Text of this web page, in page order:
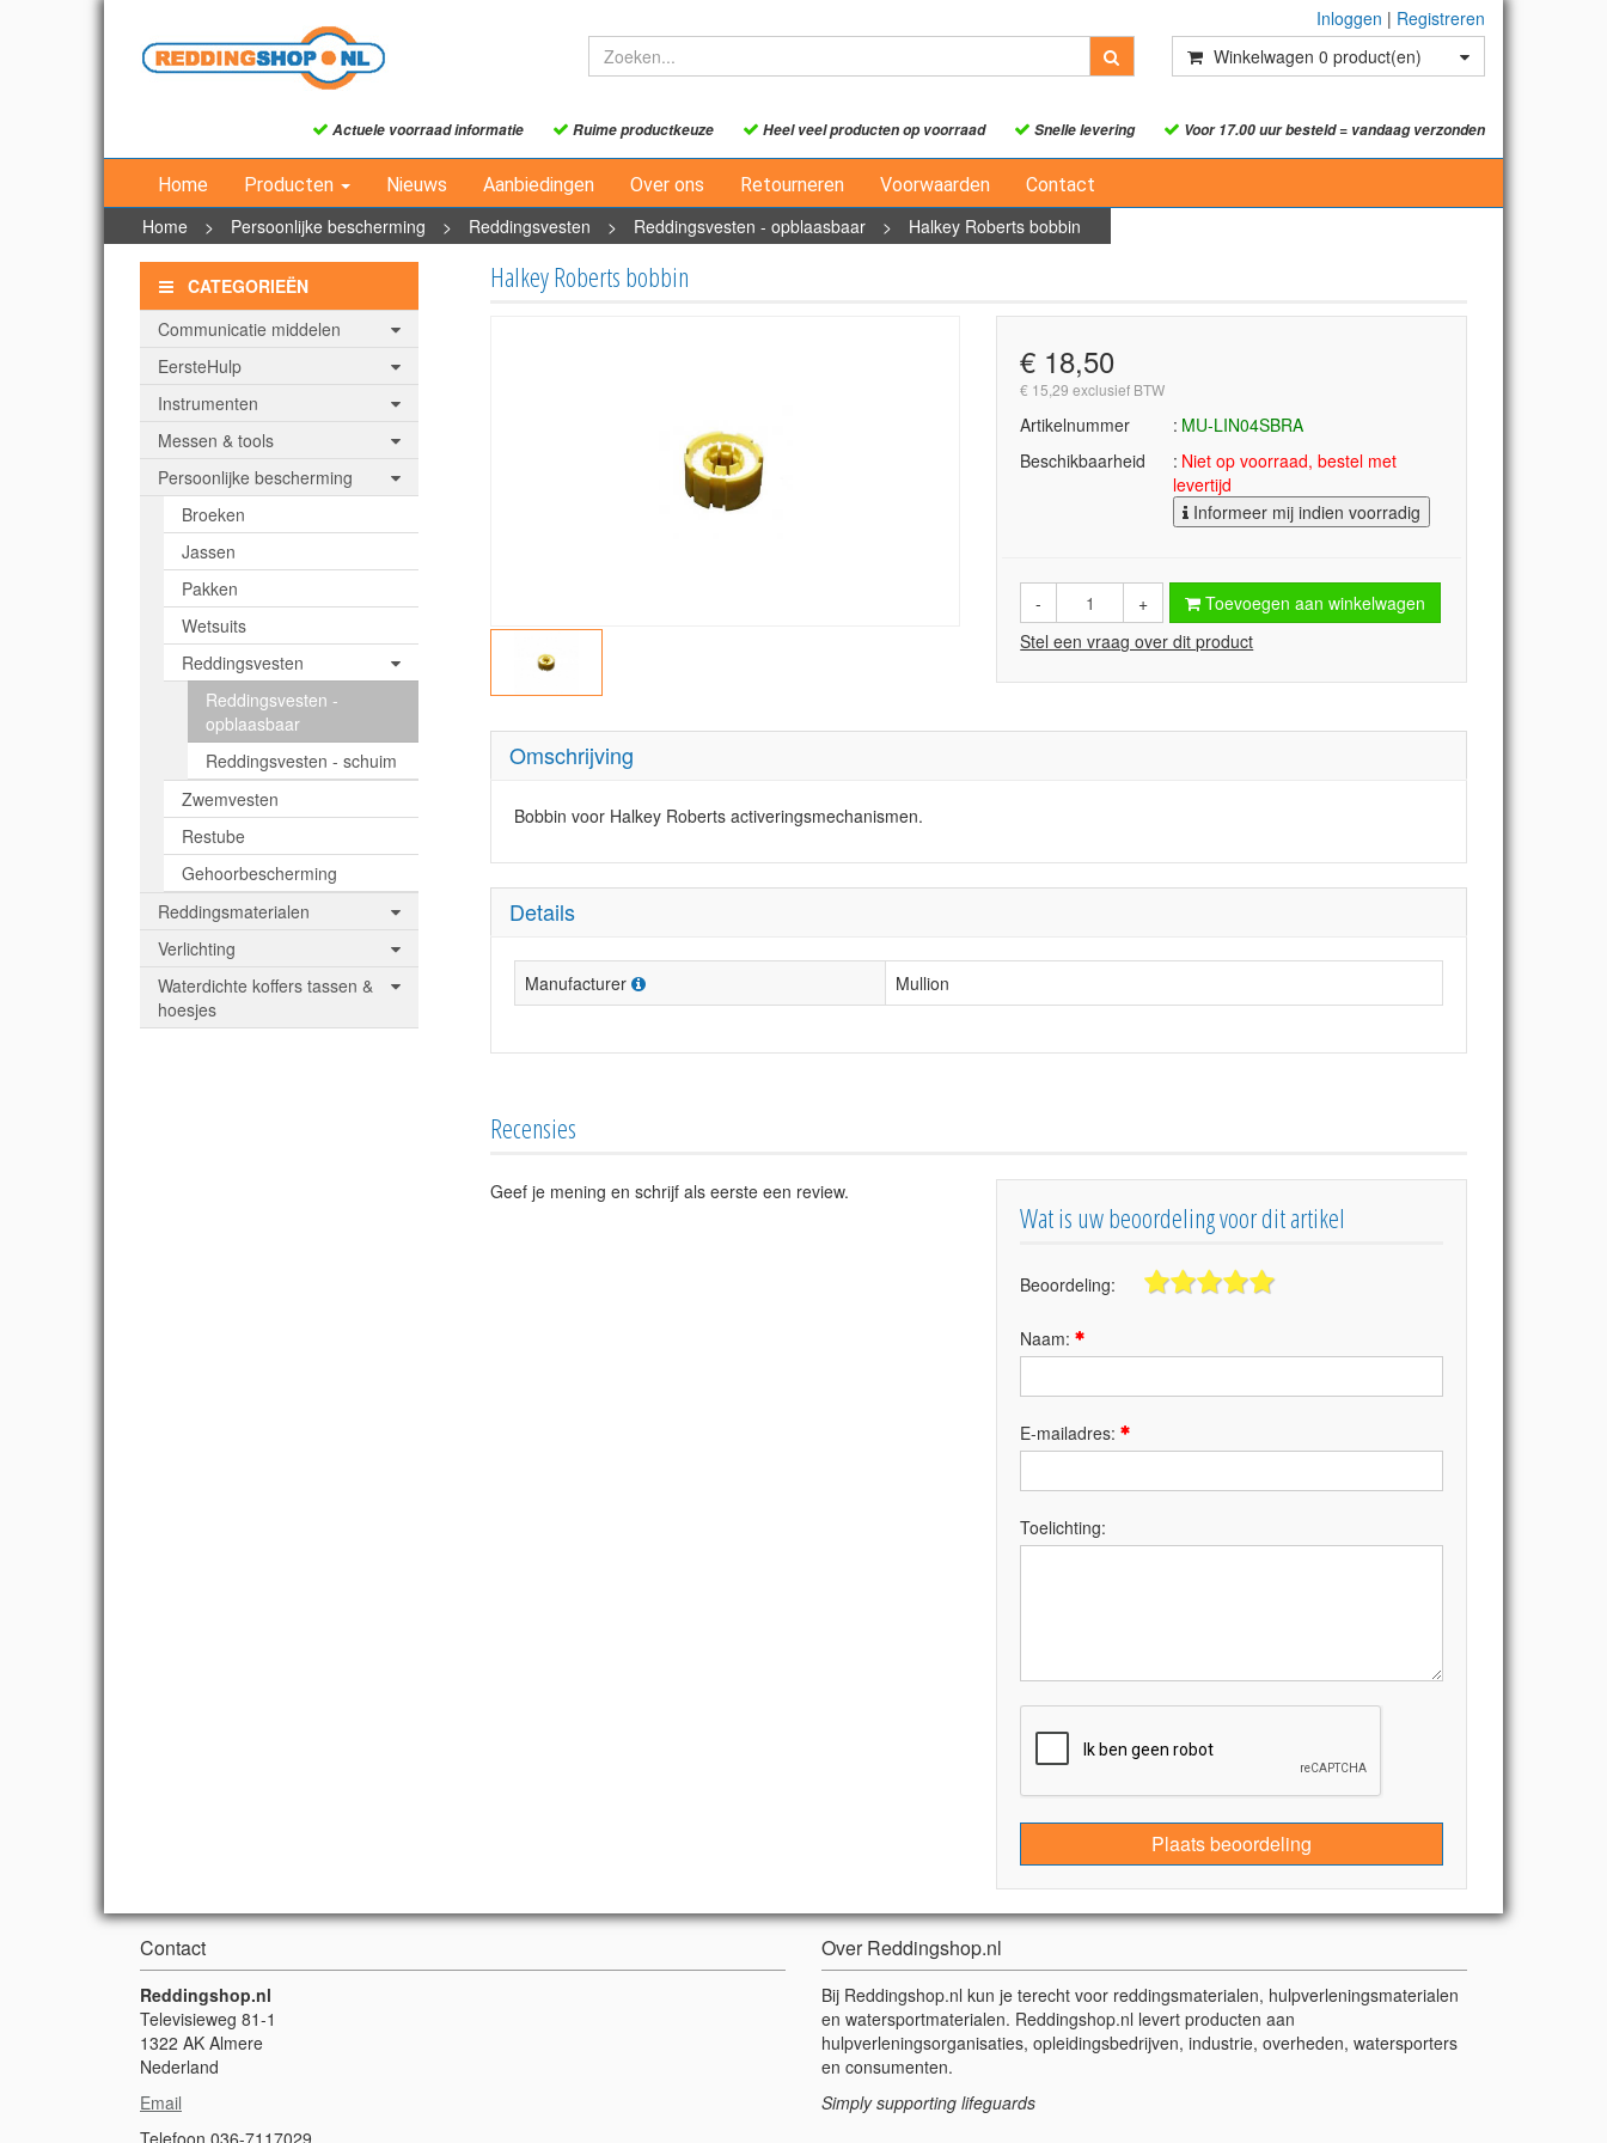
Inloggen | Registreren
Winkelwagen 0 product(en)
Actuele voorraad informatie Ruime productkeuze Heel veel producten op voorraad Snelle levering Voor 17.00 uur besteld = vandaag verzonden
Home Producten Nieuws Aanbiedingen Over ons Retourneren Voorwaarden Contact
Home > Persoonlijke bescherming > Reddingsvesten > Reddingsvesten - opblaasbaar > Halkey Roberts bobbin
CATEGORIEËN
Communicatie middelen
EersteHulp
Instrumenten
Messen & tools
Persoonlijke bescherming
Broeken
Jassen
Pakken
Wetsuits
Reddingsvesten
Reddingsvesten -
opblaasbaar
Reddingsvesten - schuim
Zwemvesten
Restube
Gehoorbescherming
Reddingsmaterialen
Verlichting
Waterdichte koffers tassen &
hoesjes
Halkey Roberts bobbin
€ 18,50
€ 15,29 exclusief BTW
Artikelnummer
MU-LIN04SBRA
Beschikbaarheid
Niet op voorraad, bestel met
levertijd
Informeer mij indien voorradig
- +
Toevoegen aan winkelwagen
Stel een vraag over dit product
Omschrijving
Bobbin voor Halkey Roberts activeringsmechanismen.
Details
Manufacturer Mullion
Recensies
Geef je mening en schrijf als eerste een review.
Wat is uw beoordeling voor dit artikel
Beoordeling:
Naam:
E-mailadres:
Toelichting:
Plaats beoordeling
Contact
Reddingshop.nl
Televisieweg 81-1
1322 AK Almere
Nederland
Email
Telefoon 036-7117029
Over Reddingshop.nl
Bij Reddingshop.nl kun je terecht voor reddingsmaterialen, hulpverleningsmaterialen
en watersportmaterialen. Reddingshop.nl levert producten aan
hulpverleningsorganisaties, opleidingsbedrijven, industrie, overheden, watersporters
en consumenten.
Simply supporting lifeguards